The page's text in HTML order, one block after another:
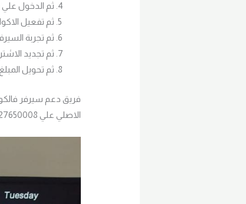
ثم الدخول علي XTREM IPTV
ثم تفعيل
ثم تجربة السيرفر لمدة
ثم تجديد
ثم تحويل
الاصلي علي 01227650008